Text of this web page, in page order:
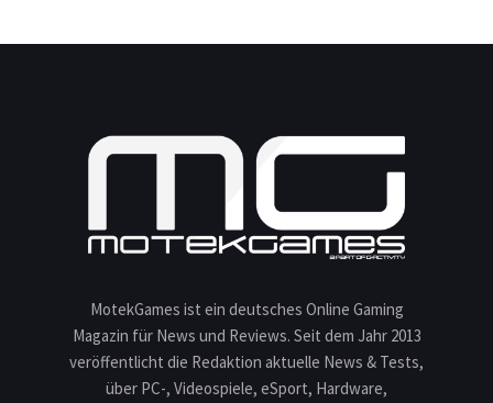
MotekGames ist ein deutsches Online Gaming
Magazin für News und Reviews. Seit dem Jahr 2013
veröffentlicht die Redaktion aktuelle News & Tests,
über PC-, Videospiele, eSport, Hardware,